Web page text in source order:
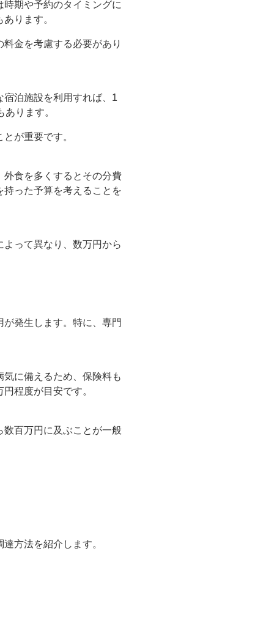
期や予約のタイミングに
ります。
金を考慮する必要があり
泊施設を利用すれば、1
ります。
が重要です。
食を多くするとその分費
った予算を考えることを
って異なり、数万円から
発生します。特に、専門
に備えるため、保険料も
程度が目安です。
数百万円に及ぶことが一般
方法を紹介します。